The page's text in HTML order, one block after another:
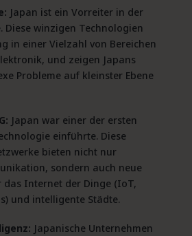
Japan ist ein Vorreiter in der
Diese winzigen Technologien
in einer Vielzahl von Bereichen
und zeigen Japans
Probleme auf kleinster Ebene
Japan war einer der ersten
einführte. Diese
bieten nicht nur
sondern auch neue
das Internet der Dinge (IoT,
und intelligente Städte.
Japanische Unternehmen